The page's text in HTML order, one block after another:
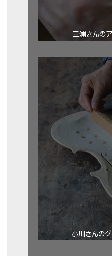
三浦さんの
小川さんの